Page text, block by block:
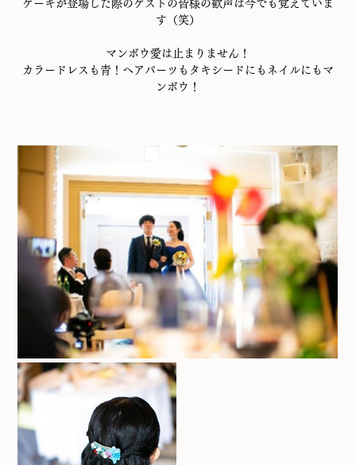
ケーキが登場した際のゲストの皆様の歓声は今でも覚えていま
す（笑）
マンボウ愛は止まりません！
カラードレスも青！ヘアパーツもタキシードにもネイルにもマ
ンボウ！